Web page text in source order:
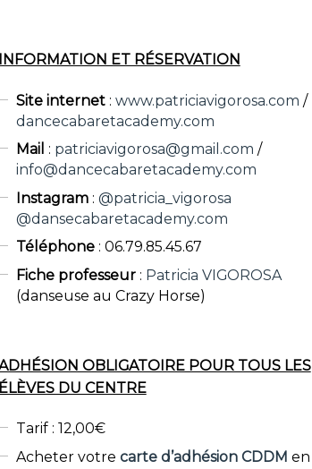
INFORMATION ET RÉSERVATION
Site internet :www.patriciavigorosa.com /
dancecabaretacademy.com
Mail : patriciavigorosa@gmail.com /
info@dancecabaretacademy.com
Instagram :@patricia_vigorosa
@dansecabaretacademy.com
Téléphone : 06.79.85.45.67
Fiche professeur : Patricia VIGOROSA
(danseuse au Crazy Horse)
OBLIGATOIRE POUR TOUS LES
ÉLÈVES DU CENTRE
Tarif : 12,00€
Acheter votrecarte d’adhésion CDDM en